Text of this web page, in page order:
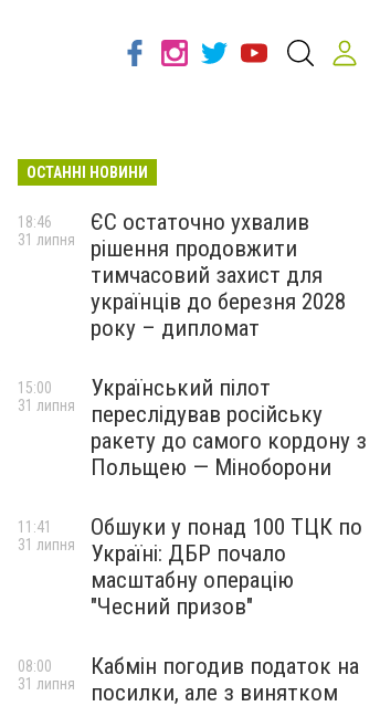
ОСТАННІ НОВИНИ
ЄС остаточно ухвалив
рішення продовжити
тимчасовий захист для
українців до березня 2028
року – дипломат
18:46
31 липня
Український пілот
переслідував російську
ракету до самого кордону з
Польщею — Міноборони
15:00
31 липня
Обшуки у понад 100 ТЦК по
Україні: ДБР почало
масштабну операцію
"Чесний призов"
11:41
31 липня
Кабмін погодив податок на
посилки, але з винятком
08:00
31 липня